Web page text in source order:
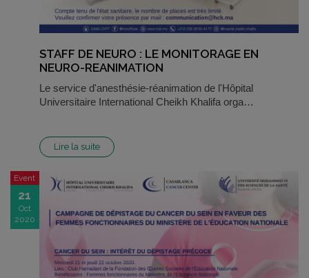
STAFF DE NEURO : LE MONITORAGE EN
NEURO-REANIMATION
Le service d'anesthésie-réanimation de l'Hôpital
Universitaire International Cheikh Khalifa orga…
Lire la suite
Event
21
Oct
2020